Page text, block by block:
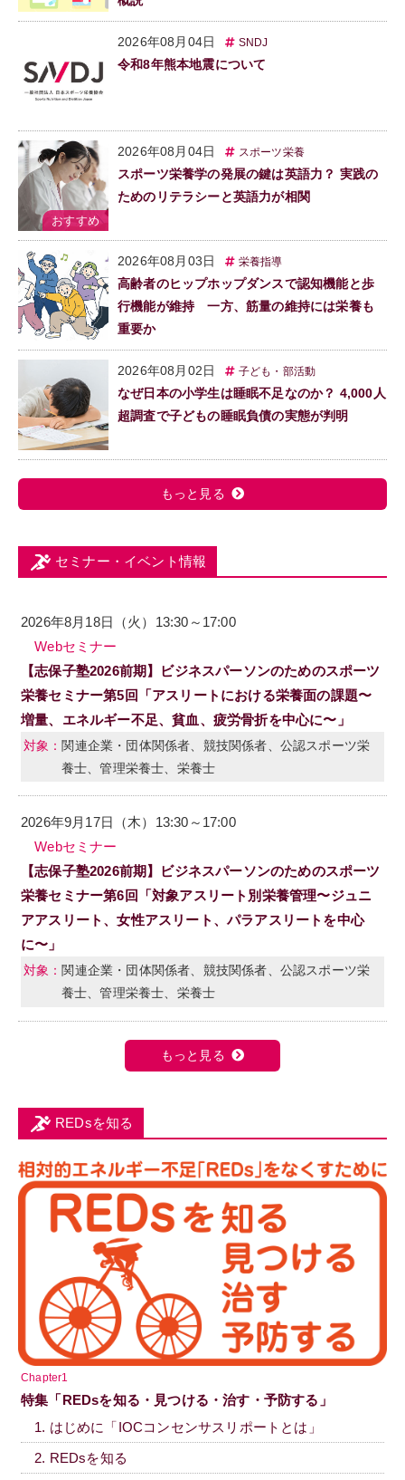
2026年08月04日 SNDJ
令和8年熊本地震について
2026年08月04日 スポーツ栄養
スポーツ栄養学の発展の鍵は英語力？ 実践の
ためのリテラシーと英語力が相関
2026年08月03日 栄養指導
高齢者のヒップホップダンスで認知機能と歩
行機能が維持 一方、筋量の維持には栄養も
重要か
2026年08月02日 子ども・部活動
なぜ日本の小学生は睡眠不足なのか？ 4,000人
超調査で子どもの睡眠負債の実態が判明
もっと見る
セミナー・イベント情報
2026年8月18日（火）13:30～17:00
Webセミナー
【志保子塾2026前期】ビジネスパーソンのためのスポーツ
栄養セミナー第5回「アスリートにおける栄養面の課題〜
増量、エネルギー不足、貧血、疲労骨折を中心に〜」
関連企業・団体関係者、競技関係者、公認スポーツ栄
養士、管理栄養士、栄養士
2026年9月17日（木）13:30～17:00
Webセミナー
【志保子塾2026前期】ビジネスパーソンのためのスポーツ
栄養セミナー第6回「対象アスリート別栄養管理〜ジュニ
アアスリート、女性アスリート、パラアスリートを中心
に〜」
関連企業・団体関係者、競技関係者、公認スポーツ栄
養士、管理栄養士、栄養士
もっと見る
REDsを知る
Chapter1
特集「REDsを知る・見つける・治す・予防する」
1. はじめに「IOCコンセンサスリポートとは」
2. REDsを知る